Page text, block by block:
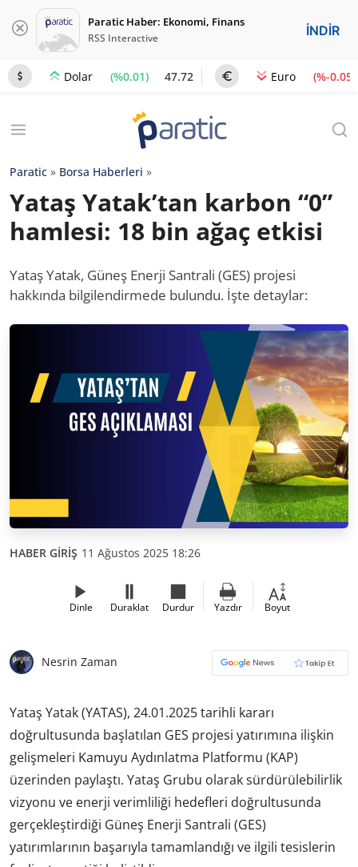
Paratic Haber: Ekonomi, Finans
RSS Interactive İNDİR
Dolar (%0.01) 47.72 Euro (%-0.05)
Paratic » Borsa Haberleri »
Yataş Yatak’tan karbon “0”
hamlesi: 18 bin ağaç etkisi
Yataş Yatak, Güneş Enerji Santrali (GES) projesi
hakkında bilgilendirmede bulundu. İşte detaylar:
HABER GİRİŞ 11 Ağustos 2025 18:26
Dinle Duraklat Durdur Yazdır Boyut
Nesrin Zaman
Yataş Yatak (YATAS), 24.01.2025 tarihli kararı
doğrultusunda başlatılan GES projesi yatırımına ilişkin
gelişmeleri Kamuyu Aydınlatma Platformu (KAP)
üzerinden paylaştı. Yataş Grubu olarak sürdürülebilirlik
vizyonu ve enerji verimliliği hedefleri doğrultusunda
gerçekleştirdiği Güneş Enerji Santrali (GES)
yatırımlarının başarıyla tamamlandığı ve ilgili tesislerin